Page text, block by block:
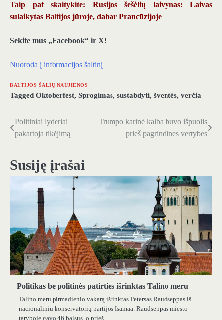
Taip pat skaitykite: Rusijos šešėlių laivynas: Laivas
sulaikytas Baltijos jūroje, dabar Prancūzijoje
Sekite mus „Facebook“ ir X!
Nuoroda į informacijos šaltinį
BALTIJOS ŠALIŲ NAUJIENOS
Tagged Oktoberfest, Sprogimas, sustabdyti, šventės, verčia
Navigacija
įrašų
Politiniai lyderiai
pakartoja tikėjimą
Trumpo karinė kalba buvo išpuolis
prieš pagrindines vertybes
Susiję įrašai
Politikas be politinės patirties išrinktas Talino meru
Talino meru pirmadienio vakarą išrinktas Petersas Raudseppas iš
nacionalinių konservatorių partijos Isamaa. Raudseppas miesto
taryboje gavo 46 balsus, o prieš…